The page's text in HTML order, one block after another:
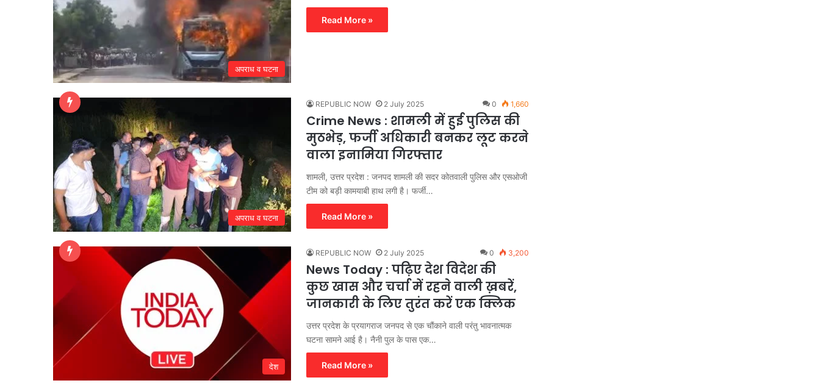
अपराध व घटना
Read More »
अपराध व घटना
REPUBLIC NOW 2 July 2025 0 1,660
Crime News : शामली में हुई पुलिस की
मुठभेड़, फर्जी अधिकारी बनकर लूट करने
वाला इनामिया गिरफ्तार
शामली, उत्तर प्रदेश : जनपद शामली की सदर कोतवाली पुलिस और एसओजी
टीम को बड़ी कामयाबी हाथ लगी है। फर्जी…
Read More »
देश
REPUBLIC NOW 2 July 2025 0 3,200
News Today : पढ़िए देश विदेश की
कुछ खास और चर्चा में रहने वाली ख़बरें,
जानकारी के लिए तुरंत करें एक क्लिक
उत्तर प्रदेश के प्रयागराज जनपद से एक चौंकाने वाली परंतु भावनात्मक
घटना सामने आई है। नैनी पुल के पास एक…
Read More »